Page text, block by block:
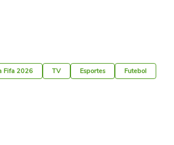
Fifa 2026 TV Esportes Futebol